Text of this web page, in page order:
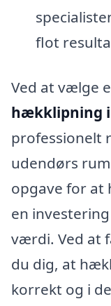
flot
Ved at vælge
hækklipning
professionelt
udendørs
opgave for at
en
værdi. Ved at
du dig, at
korrekt og i